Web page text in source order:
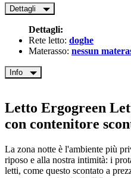
Dettagli
Dettagli:
Rete letto: doghe
Materasso: nessun
Info
Letto Ergogreen
con contenitore
La zona notte è l'ambiente più
riposo e alla nostra intimità: i
letti, come questo scontato a